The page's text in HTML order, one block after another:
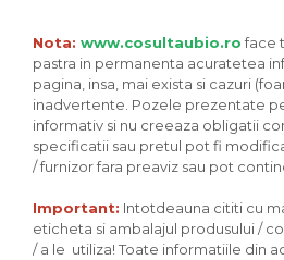
Nota: www.cosultaubio.roface
pastra in permanenta acuratetea
pagina, insa, mai exista si cazuri
inadvertente. Pozele prezentate
informativ si nu creeaza obligatii
specificatii sau pretul pot fi
/ furnizor fara preaviz sau pot
Important: Intotdeauna cititi cu
eticheta si ambalajul produsului /
/ a le utiliza! Toate informatiile din